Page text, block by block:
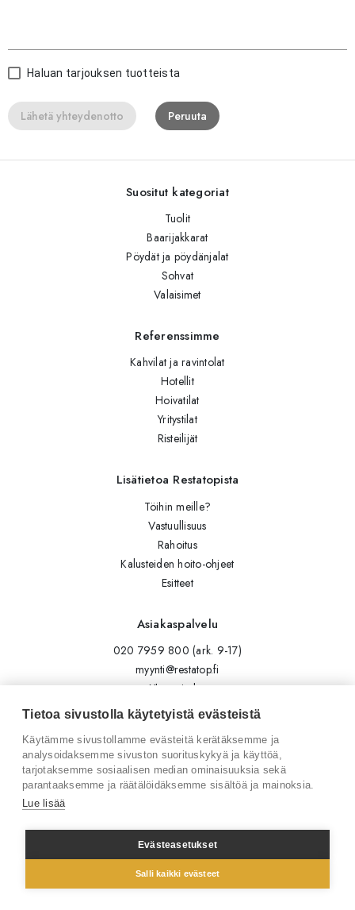
Haluan tarjouksen tuotteista
Lähetä yhteydenotto Peruuta
Suositut kategoriat
Tuolit
Baarijakkarat
Pöydät ja pöydänjalat
Sohvat
Valaisimet
Referenssimme
Kahvilat ja ravintolat
Hotellit
Hoivatilat
Yritystilat
Risteilijät
Lisätietoa Restatopista
Töihin meille?
Vastuullisuus
Rahoitus
Kalusteiden hoito-ohjeet
Esitteet
Asiakaspalvelu
020 7959 800 (ark. 9-17)
myynti@restatop.fi
Yhteystiedot
Lähetä viesti
Seuraa meitä
Tilaa uutiskirje
Facebook
© 2026 Restatop Oy
Tietoa sivustolla käytetyistä evästeistä
Käytämme sivustollamme evästeitä kerätäksemme ja
analysoidaksemme sivuston suorituskykyä ja käyttöä,
tarjotaksemme sosiaalisen median ominaisuuksia sekä
parantaaksemme ja räätälöidäksemme sisältöä ja mainoksia.
Lue lisää
Evästeasetukset
Salli kaikki evästeet